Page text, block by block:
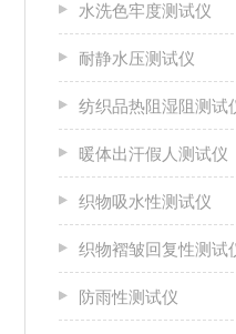
水洗色牢度测试仪
耐静水压测试仪
纺织品热阻湿阻测试
暖体出汗假人测试仪
织物吸水性测试仪
织物褶皱回复性测试
防雨性测试仪